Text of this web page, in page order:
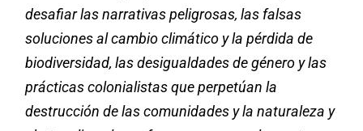
desafiar las narrativas peligrosas, las falsas
soluciones al cambio climático y la pérdida de
biodiversidad, las desigualdades de género y las
prácticas colonialistas que perpetúan la
destrucción de las comunidades y la naturaleza y